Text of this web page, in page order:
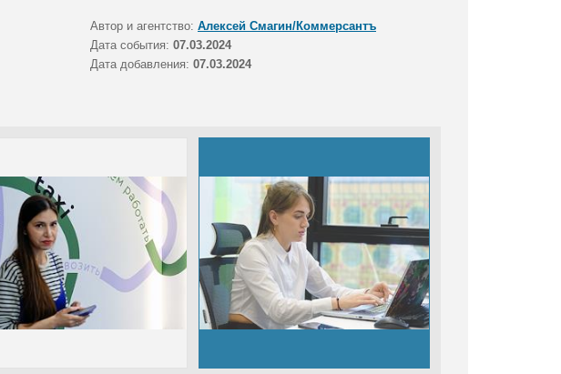
Автор и агентство: Алексей Смагин/Коммерсантъ
Дата события: 07.03.2024
Дата добавления: 07.03.2024